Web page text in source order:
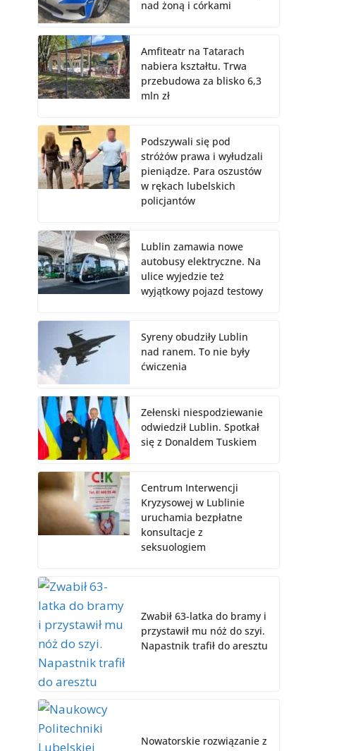
nad żoną i córkami
Amfiteatr na Tatarach
nabiera kształtu. Trwa
przebudowa za blisko 6,3
mln zł
Podszywali się pod
stróżów prawa i wyłudzali
pieniądze. Para oszustów
w rękach lubelskich
policjantów
Lublin zamawia nowe
autobusy elektryczne. Na
ulice wyjedzie też
wyjątkowy pojazd testowy
Syreny obudziły Lublin
nad ranem. To nie były
ćwiczenia
Zełenski niespodziewanie
odwiedził Lublin. Spotkał
się z Donaldem Tuskiem
Centrum Interwencji
Kryzysowej w Lublinie
uruchamia bezpłatne
konsultacje z
seksuologiem
Zwabił 63-latka do bramy i
przystawił mu nóż do szyi.
Napastnik trafił do aresztu
Nowatorskie rozwiązanie z